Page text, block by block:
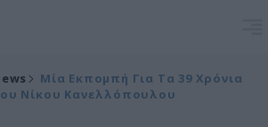
Μία Εκπομπή Για Τα 39 Χρόνια
Νίκου Κανελλόπουλου